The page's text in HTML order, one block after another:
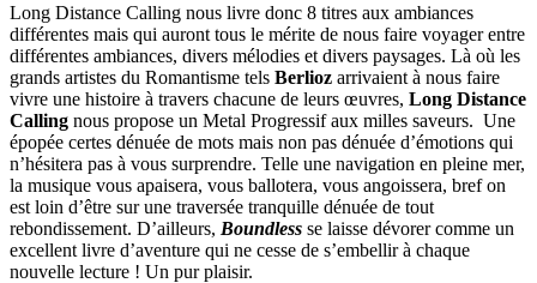
Long Distance Calling nous livre donc 8 titres aux ambiances
différentes mais qui auront tous le mérite de nous faire voyager entre
différentes ambiances, divers mélodies et divers paysages. Là où les
grands artistes du Romantisme tels Berlioz arrivaient à nous faire
vivre une histoire à travers chacune de leurs œuvres, Long Distance
Calling nous propose un Metal Progressif aux milles saveurs. Une
épopée certes dénuée de mots mais non pas dénuée d’émotions qui
n’hésitera pas à vous surprendre. Telle une navigation en pleine mer,
la musique vous apaisera, vous ballotera, vous angoissera, bref on
est loin d’être sur une traversée tranquille dénuée de tout
rebondissement. D’ailleurs, Boundless se laisse dévorer comme un
excellent livre d’aventure qui ne cesse de s’embellir à chaque
nouvelle lecture ! Un pur plaisir.